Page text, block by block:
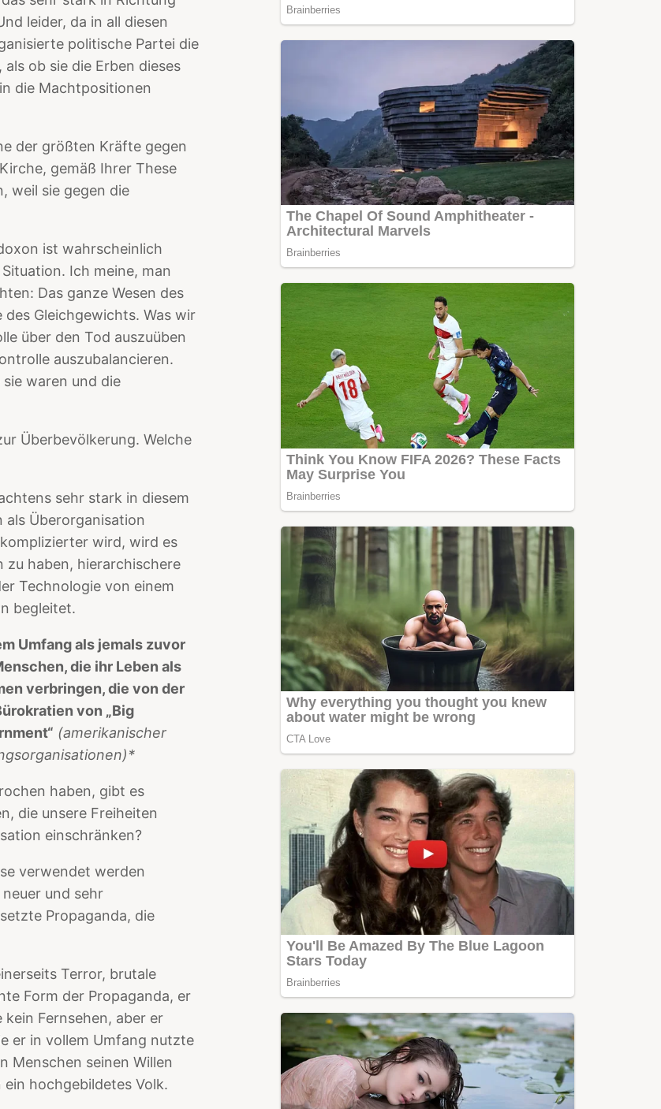
leider, da in all diesen
politische Partei die
ob sie die Erben dieses
die Machtpositionen
der größten Kräfte gegen
gemäß Ihrer These
weil sie gegen die
ist wahrscheinlich
Ich meine, man
Das ganze Wesen des
Gleichgewichts. Was wir
über den Tod auszuüben
auszubalancieren.
waren und die
Überbevölkerung. Welche
sehr stark in diesem
als Überorganisation
wird, wird es
zu haben, hierarchischere
Technologie von einem
begleitet.
Umfang als jemals zuvor
die ihr Leben als
verbringen, die von der
von „Big
(amerikanischer
haben, gibt es
die unsere Freiheiten
einschränken?
verwendet werden
und sehr
Propaganda, die
Terror, brutale
Form der Propaganda, er
Fernsehen, aber er
er in vollem Umfang nutzte
Menschen seinen Willen
hochgebildetes Volk.